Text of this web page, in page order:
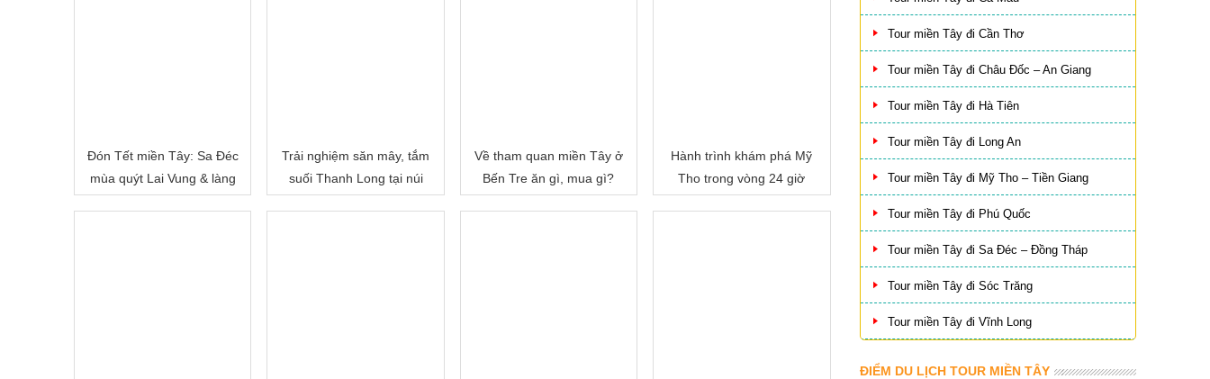
Đón Tết miền Tây: Sa Đéc
mùa quýt Lai Vung & làng
Trải nghiệm săn mây, tắm
suối Thanh Long tại núi
Về tham quan miền Tây ở
Bến Tre ăn gì, mua gì?
Hành trình khám phá Mỹ
Tho trong vòng 24 giờ
Tour miền Tây đi Cần Thơ
Tour miền Tây đi Châu Đốc – An Giang
Tour miền Tây đi Hà Tiên
Tour miền Tây đi Long An
Tour miền Tây đi Mỹ Tho – Tiền Giang
Tour miền Tây đi Phú Quốc
Tour miền Tây đi Sa Đéc – Đồng Tháp
Tour miền Tây đi Sóc Trăng
Tour miền Tây đi Vĩnh Long
ĐIỂM DU LỊCH TOUR MIỀN TÂY